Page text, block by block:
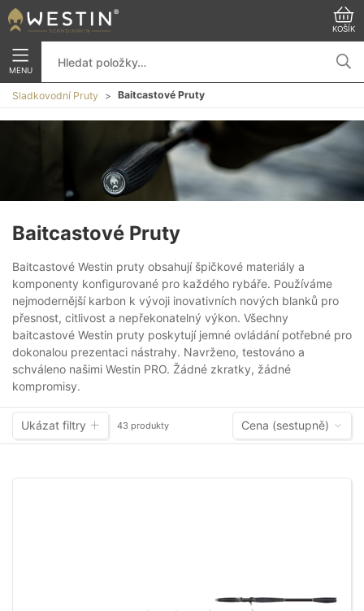
KOŠÍK
MENU
Sladkovodní Pruty Baitcastové Pruty
Baitcastové Pruty
Baitcastové Westin pruty obsahují špičkové materiály a
komponenty konfigurované pro každého rybáře. Používáme
nejmodernější karbon k vývoji inovativních nových blanků pro
přesnost, citlivost a nepřekonatelný výkon. Všechny
baitcastové Westin pruty poskytují jemné ovládání potřebné pro
dokonalou prezentaci nástrahy. Navrženo, testováno a
schváleno našimi Westin PRO. Žádné zkratky, žádné
kompromisy.
Ukázat filtry 43 produkty Cena (sestupně)